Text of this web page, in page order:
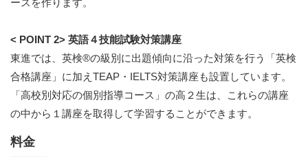
ースを作ります。
< POINT 2> 英語４技能試験対策講座
東進では、英検®の級別に出題傾向に沿った対策を行う「英検
合格講座」に加えTEAP・IELTS対策講座も設置しています。
「高校別対応の個別指導コース」の高２生は、これらの講座
の中から１講座を取得して学習することができます。
料金